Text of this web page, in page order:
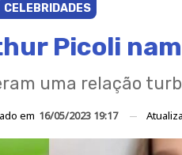
CELEBRIDADES
Picoli
uma relação
em 16/05/2023 19:17